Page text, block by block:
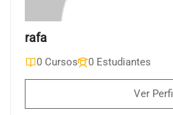
rafa
0 Cursos 0 Estudiantes
Ver Perfil